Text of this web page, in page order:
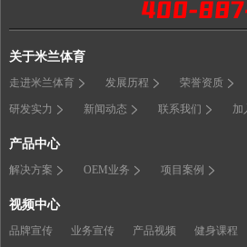
关于米兰体育
走进米兰体育 发展历程 荣誉资质
研发实力 新闻动态 联系我们 加
产品中心
解决方案 OEM业务 项目案例
视频中心
品牌宣传 业务宣传 产品视频 健身课程